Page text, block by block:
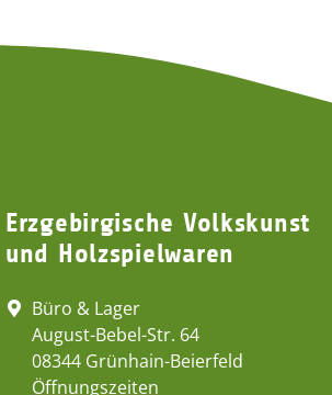
Erzgebirgische Volkskunst
und Holzspielwaren
Büro & Lager
August-Bebel-Str. 64
08344 Grünhain-Beierfeld
Öffnungszeiten